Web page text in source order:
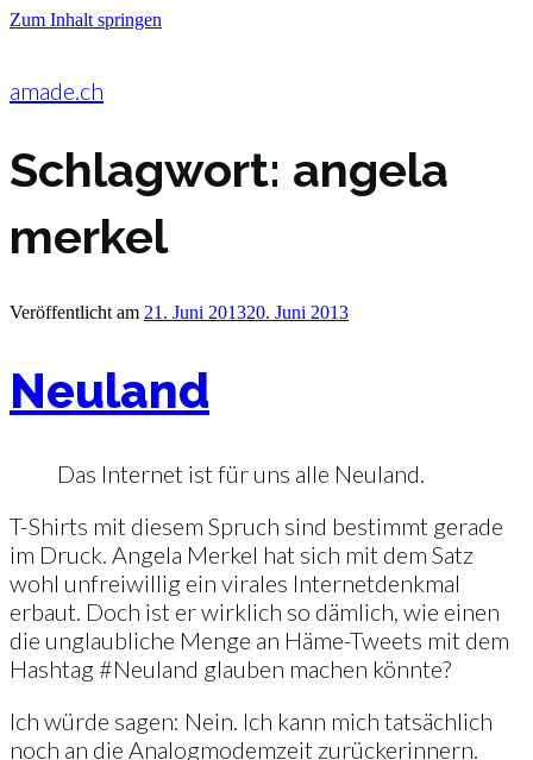
Zum Inhalt springen
amade.ch
Schlagwort: angela
merkel
Veröffentlicht am 21. Juni 201320. Juni 2013
Neuland
Das Internet ist für uns alle Neuland.
T-Shirts mit diesem Spruch sind bestimmt gerade
im Druck. Angela Merkel hat sich mit dem Satz
wohl unfreiwillig ein virales Internetdenkmal
erbaut. Doch ist er wirklich so dämlich, wie einen
die unglaubliche Menge an Häme-Tweets mit dem
Hashtag #Neuland glauben machen könnte?
Ich würde sagen: Nein. Ich kann mich tatsächlich
noch an die Analogmodemzeit zurückerinnern.